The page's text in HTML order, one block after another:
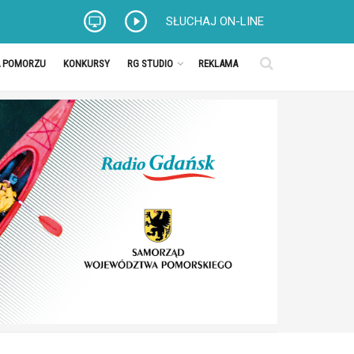
SŁUCHAJ ON-LINE
KONKURSY RG STUDIO REKLAMA